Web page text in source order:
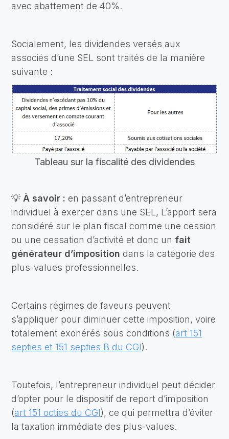
avec abattement de 40%.
Socialement, les dividendes versés aux
associés d’une SEL sont traités de la manière
suivante :
Tableau sur la fiscalité des dividendes
💡À savoir : en passant d’entrepreneur
individuel à exercer dans une SEL, L’apport sera
considéré sur le plan fiscal comme une cession
ou une cessation d’activité et donc un fait
générateur d’imposition dans la catégorie des
plus-values professionnelles.
Certains régimes de faveurs peuvent
s’appliquer pour diminuer cette imposition, voire
totalement exonérés sous conditions (art 151
septies et 151 septies B du CGI).
Toutefois, l’entrepreneur individuel peut décider
d’opter pour le dispositif de report d’imposition
(art 151 octies du CGI), ce qui permettra d’éviter
la taxation immédiate des plus-values.